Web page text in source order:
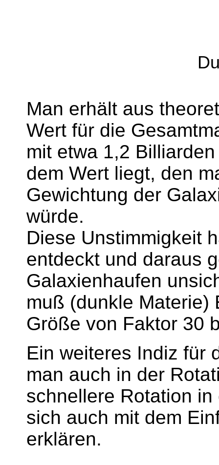
Man erhält aus
Wert für die
mit etwa 1,2
dem Wert liegt, den
Gewichtung der
würde.
Diese Unstimmigkeit
entdeckt und daraus
Galaxienhaufen
muß (dunkle Materie)
Größe von Faktor 30
Ein weiteres Indiz für
man auch in der
schnellere Rotation
sich auch mit dem
erklären.